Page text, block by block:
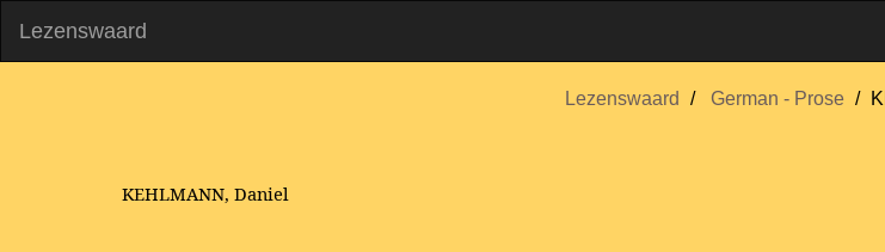
Lezenswaard
Lezenswaard German - Prose
KEHLMANN, Daniel